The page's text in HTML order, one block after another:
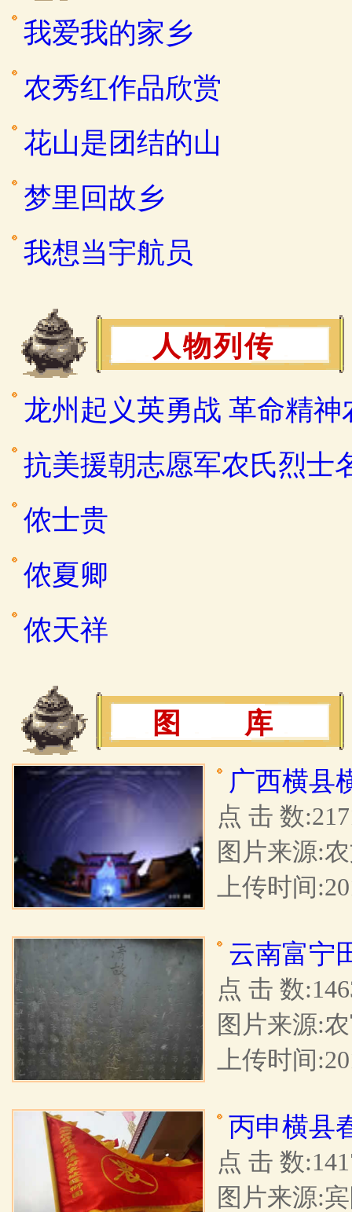
我爱我的家乡
农秀红作品欣赏
花山是团结的山
梦里回故乡
我想当宇航员
人物列传
龙州起义英勇战 革命精
抗美援朝志愿军农氏烈士
侬士贵
侬夏卿
侬天祥
图 库
广西横县
点 击 数
图片来源:
上传时间
云南富宁
点 击 数
图片来源:
上传时间
丙申横县
点 击 数
图片来源: